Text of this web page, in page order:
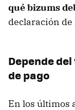
qué bizums
declaración de
Depende
de pago
En los últimos